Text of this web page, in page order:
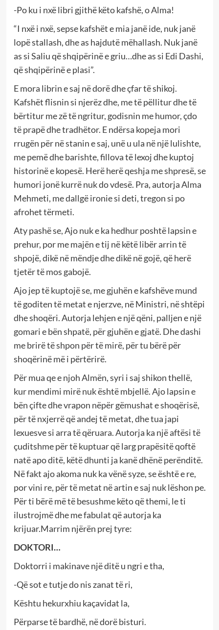
-Po ku i nxë libri gjithë këto kafshë, o Alma!
“I nxë i nxë, sepse kafshët e mia janë ide, nuk janë
lopë stallash, dhe as hajdutë mëhallash. Nuk janë
as si Saliu që shqipërinë e griu…dhe as si Edi Dashi,
që shqipërinë e plasi”.
E mora librin e saj në dorë dhe çfar të shikoj.
Kafshët flisnin si njerëz dhe, me të pëllitur dhe të
bërtitur me zë të ngritur, godisnin me humor, çdo
të prapë dhe tradhëtor. E ndërsa kopeja mori
rrugën për në stanin e saj, unë u ula në një lulishte,
me pemë dhe barishte, fillova të lexoj dhe kuptoj
historinë e kopesë. Herë herë qeshja me shpresë, se
humori jonë kurrë nuk do vdesë. Pra, autorja Alma
Mehmeti, me dallgë ironie si deti, tregon si po
afrohet tërmeti.
Aty pashë se, Ajo nuk e ka hedhur poshtë lapsin e
prehur, por me majën e tij në këtë libër arrin të
shpojë, dikë në mëndje dhe dikë në gojë, që herë
tjetër të mos gabojë.
Ajo jep të kuptojë se, me gjuhën e kafshëve mund
të goditen të metat e njerzve, në Ministri, në shtëpi
dhe shoqëri. Autorja lehjen e një qëni, palljen e një
gomari e bën shpatë, për gjuhën e gjatë. Dhe dashi
me brirë të shpon për të mirë, për tu bërë për
shoqërinë më i përtërirë.
Për mua qe e njoh Almën, syri i saj shikon thellë,
kur mendimi mirë nuk është mbjellë. Ajo lapsin e
bën çifte dhe vrapon nëpër gëmushat e shoqërisë,
për të nxjerrë që andej të metat, dhe tua japi
lexuesve si arra të qëruara. Autorja ka një aftësi të
çuditshme për të kuptuar që larg prapësitë qoftë
natë apo ditë, këtë dhunti ja kanë dhënë perënditë.
Në fakt ajo akoma nuk ka vënë syze, se është e re,
por vini re, për të metat në artin e saj nuk lëshon pe.
Për ti bërë më të besushme këto që themi, le ti
ilustrojmë dhe me fabulat që autorja ka
krijuar.Marrim njërën prej tyre:
DOKTORI…
Doktorri i makinave një ditë u ngri e tha,
-Që sot e tutje do nis zanat të ri,
Kështu hekurxhiu kaçavidat la,
Përparse të bardhë, në dorë bisturi.